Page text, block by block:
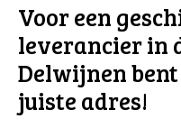
Voor een
leverancier in
Delwijnen
juiste adres!